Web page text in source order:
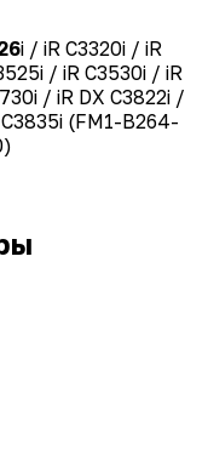
i / iR C3320i / iR
/ iR C3530i / iR
/ iR DX C3822i /
(FM1-B264-